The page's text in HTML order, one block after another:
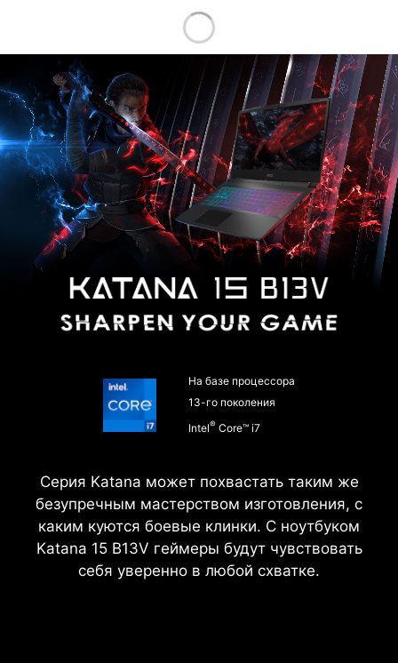
На базе процессора
13-го поколения
Intel® Core™ i7
Серия Katana может похвастать таким же
безупречным мастерством изготовления, с
каким куются боевые клинки. С ноутбуком
Katana 15 B13V геймеры будут чувствовать
себя уверенно в любой схватке.